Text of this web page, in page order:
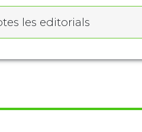
les editorials